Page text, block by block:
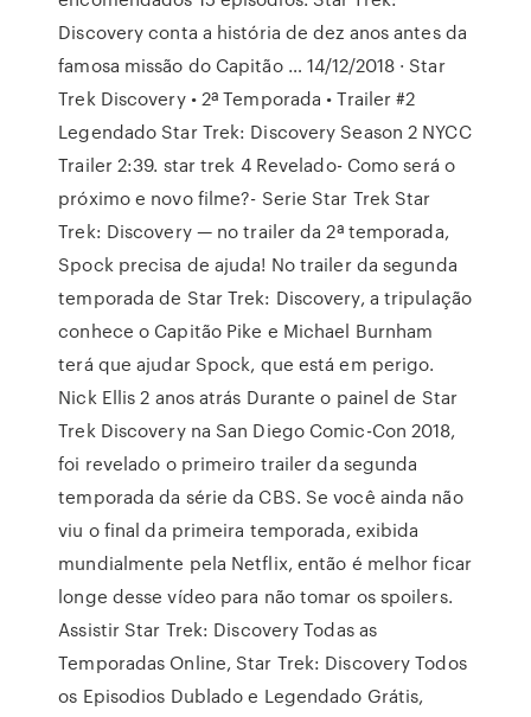
Discovery conta a história de dez anos antes da
famosa missão do Capitão … 14/12/2018 · Star
Trek Discovery • 2ª Temporada • Trailer #2
Legendado Star Trek: Discovery Season 2 NYCC
Trailer 2:39. star trek 4 Revelado- Como será o
próximo e novo filme?- Serie Star Trek Star
Trek: Discovery — no trailer da 2ª temporada,
Spock precisa de ajuda! No trailer da segunda
temporada de Star Trek: Discovery, a tripulação
conhece o Capitão Pike e Michael Burnham
terá que ajudar Spock, que está em perigo.
Nick Ellis 2 anos atrás Durante o painel de Star
Trek Discovery na San Diego Comic-Con 2018,
foi revelado o primeiro trailer da segunda
temporada da série da CBS. Se você ainda não
viu o final da primeira temporada, exibida
mundialmente pela Netflix, então é melhor ficar
longe desse vídeo para não tomar os spoilers.
Assistir Star Trek: Discovery Todas as
Temporadas Online, Star Trek: Discovery Todos
os Episodios Dublado e Legendado Grátis,